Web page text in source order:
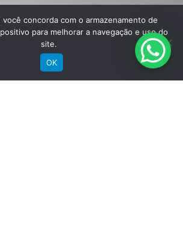
POR E-MAIL
você concorda com o armazenamento de
para melhorar a navegação e uso do
site.
OK